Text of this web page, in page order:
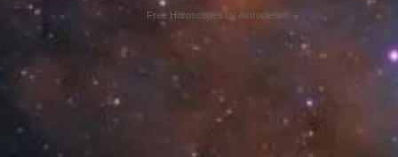
Free Horoscopes by Astrodienst